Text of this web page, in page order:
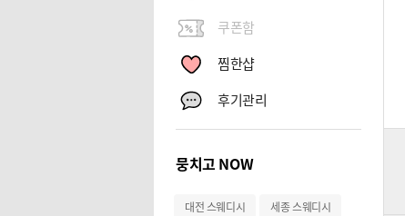
쿠폰함
찜한샵
후기관리
뭉치고 NOW
대전 스웨디시 세종 스웨디시